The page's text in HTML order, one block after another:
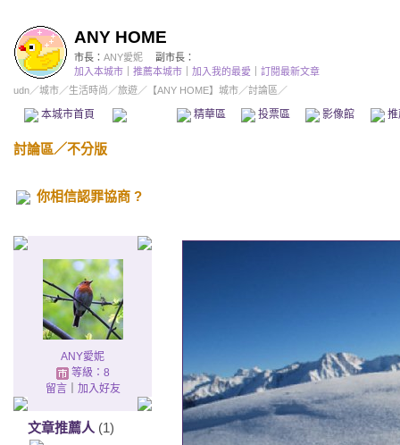
ANY HOME
市長： ANY愛妮
副市長：
加入本城市
推薦本城市 加入我的最愛
訂閱最新文章
udn／城市／生活時尚 ／旅遊／ 【ANY HOME】城市／討論區／
本城市首頁 精華區 投票區 影像館
討論區／不分版
你相信認罪協商 ?
ANY愛妮
等級：8
留言｜ 加入好友
文章推薦人 (1)